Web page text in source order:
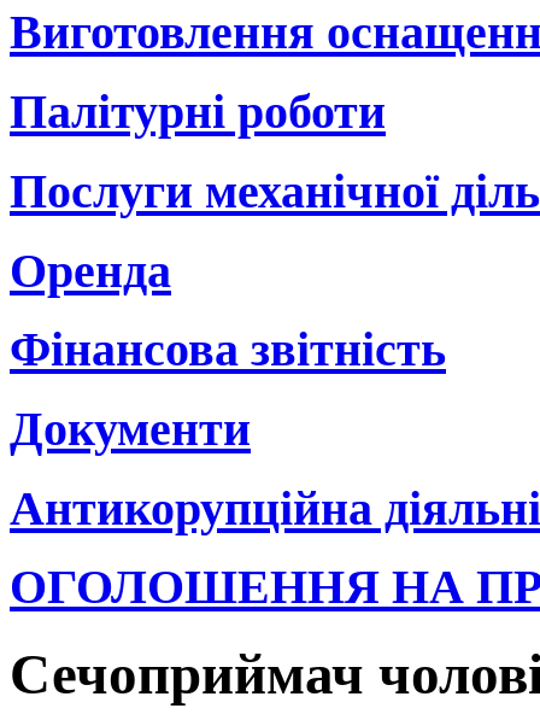
Виготовлення
Палітурні роботи
Послуги механічної
Оренда
Фінансова звітність
Документи
Антикорупційна
ОГОЛОШЕННЯ НА
Сечоприймач